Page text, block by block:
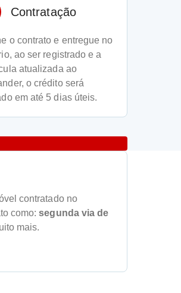
Contratação
o contrato e entregue no
ao ser registrado e a
atualizada ao
o crédito será
em até 5 dias úteis.
contratado no
como:segunda via de
mais.